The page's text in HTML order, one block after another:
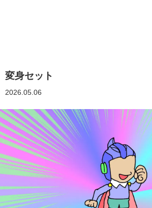
変身セット
2026.05.06